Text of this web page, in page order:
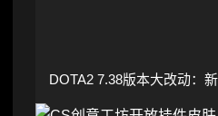
DOTA2 7.38版本大改动：